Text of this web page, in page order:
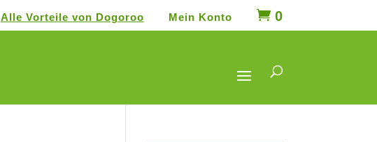
Alle Vorteile von Dogoroo Mein Konto 0